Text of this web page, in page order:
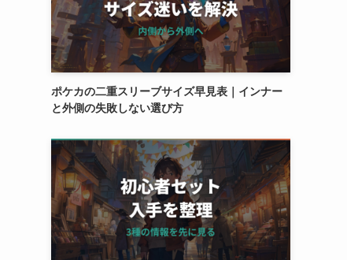
ポケカの二重スリーブサイズ早見表｜インナー
と外側の失敗しない選び方